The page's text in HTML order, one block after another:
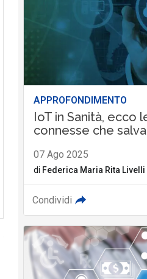
APPROFONDIMENTO
IoT in Sanità, ecco
connesse che
07 Ago 2025
di Federica Maria Rita Livelli
Condividi